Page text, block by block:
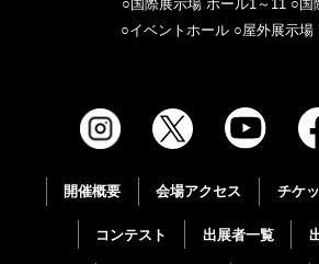
○国際展示場 ホール1～11 ○国
○イベントホール ○屋外展示場
開催概要 会場アクセス チケ
コンテスト 出展者一覧